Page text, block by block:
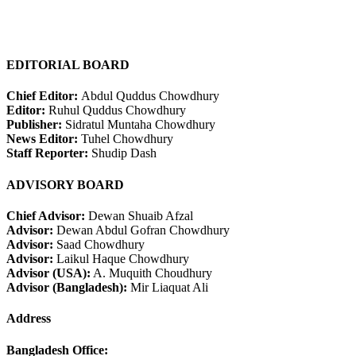
EDITORIAL BOARD
Chief Editor: Abdul Quddus Chowdhury
Editor: Ruhul Quddus Chowdhury
Publisher: Sidratul Muntaha Chowdhury
News Editor: Tuhel Chowdhury
Staff Reporter: Shudip Dash
ADVISORY BOARD
Chief Advisor: Dewan Shuaib Afzal
Advisor: Dewan Abdul Gofran Chowdhury
Advisor: Saad Chowdhury
Advisor: Laikul Haque Chowdhury
Advisor (USA): A. Muquith Choudhury
Advisor (Bangladesh): Mir Liaquat Ali
Address
Bangladesh Office: